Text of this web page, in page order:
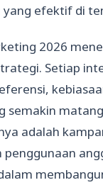
efektif di
2026
Setiap
semakin
adalah
penggunaan